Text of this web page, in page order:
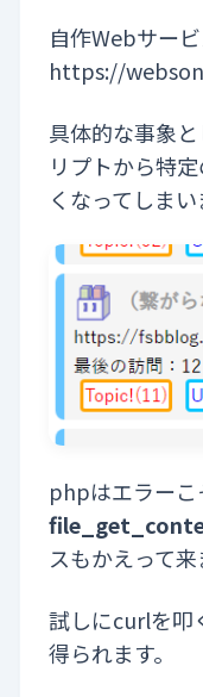
自作Webサー
https://
具体的な事象
リプトから特
くなってしまい
phpはエラーこ
スもかえって来
試しにcurlを叩
得られます。